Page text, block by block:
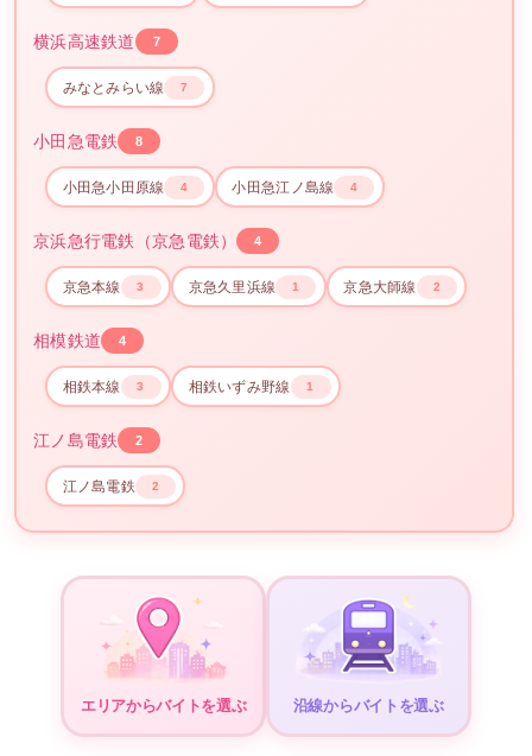
横浜高速鉄道 7
みなとみらい線 7
小田急電鉄 8
小田急小田原線 4 小田急江ノ島線 4
京浜急行電鉄（京急電鉄） 4
京急本線 3 京急久里浜線 1 京急大師線 2
相模鉄道 4
相鉄本線 3 相鉄いずみ野線 1
江ノ島電鉄 2
江ノ島電鉄 2
エリアからバイトを選ぶ 沿線からバイトを選ぶ